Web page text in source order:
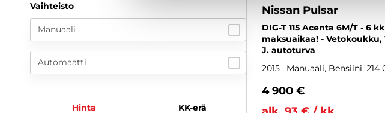
Vaihteisto
Manuaali
Automaatti
Hinta KK-erä
Nissan Pulsar
DIG-T 115 Acenta 6M/T - 6
maksuaikaa! -
J. autoturva
2015 , Manuaali, Bensiini, 214
4 900 €